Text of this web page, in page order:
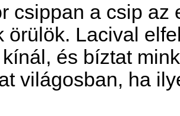
csippan a csip az
örülök. Lacival
kínál, és bíztat
világosban, ha